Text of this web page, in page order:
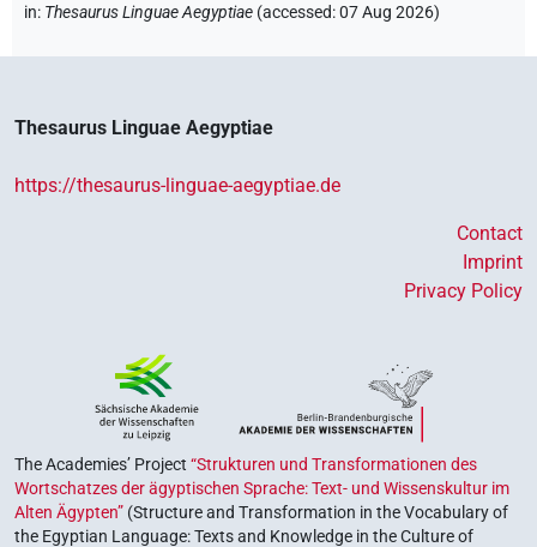
in: Thesaurus Linguae Aegyptiae (accessed:07 Aug 2026)
Thesaurus Linguae Aegyptiae
https://thesaurus-linguae-aegyptiae.de
Contact
Imprint
Privacy Policy
The Academies’ Project “Strukturen und Transformationen des
Wortschatzes der ägyptischen Sprache: Text- und Wissenskultur im
Alten Ägypten” (Structure and Transformation in the Vocabulary of
the Egyptian Language: Texts and Knowledge in the Culture of